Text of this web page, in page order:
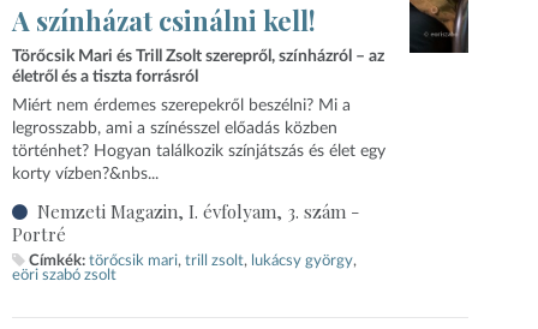
A színházat csinálni kell!
Törőcsik Mari és Trill Zsolt szerepről, színházról – az
életről és a tiszta forrásról
Miért nem érdemes szerepekről beszélni? Mi a
legrosszabb, ami a színésszel előadás közben
történhet? Hogyan találkozik színjátszás és élet egy
korty vízben?&nbs...
Nemzeti Magazin, I. évfolyam, 3. szám -
Portré
Címkék: törőcsik mari trill zsolt
lukácsy györgy
eöri szabó zsolt